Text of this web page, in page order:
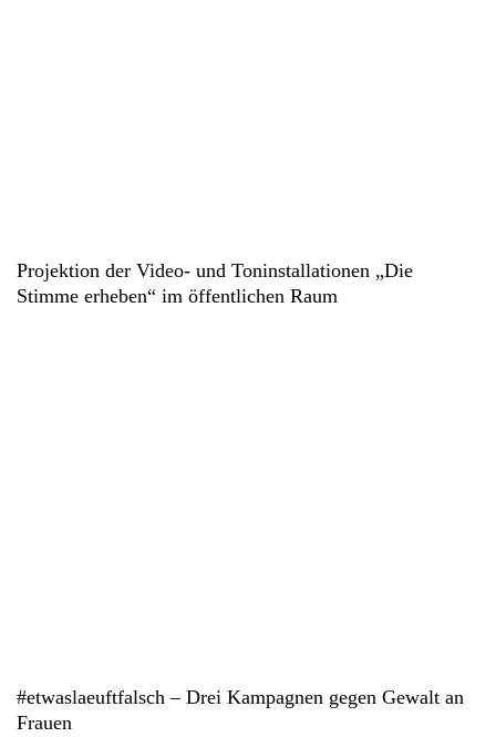
Projektion der Video- und Toninstallationen „Die
Stimme erheben“ im öffentlichen Raum
#etwaslaeuftfalsch – Drei Kampagnen gegen Gewalt an
Frauen